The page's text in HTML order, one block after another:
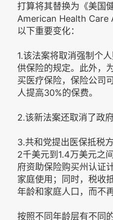
打算将其替换为《美国
American Health Care
以下重要变化：
1.该法案将取消强制个
供保险的规定。此外，
买医疗保险，保险公司
人提高30%的保费。
2.该新法案还取消了政
3.共和党提出医保抵税
2千美元到1.4万美元之
府资助保险购买州认证
家庭使用；同时，税收
年龄和家庭人口，而不
按照不同年龄层有不同